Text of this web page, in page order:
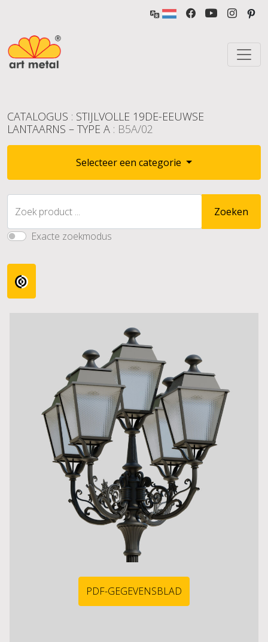
CATALOGUS : STIJLVOLLE 19DE-EEUWSE
LANTAARNS – TYPE A : B5A/02
Selecteer een categorie
Zoek product ...
Zoeken
Exacte zoekmodus
PDF-GEGEVENSBLAD